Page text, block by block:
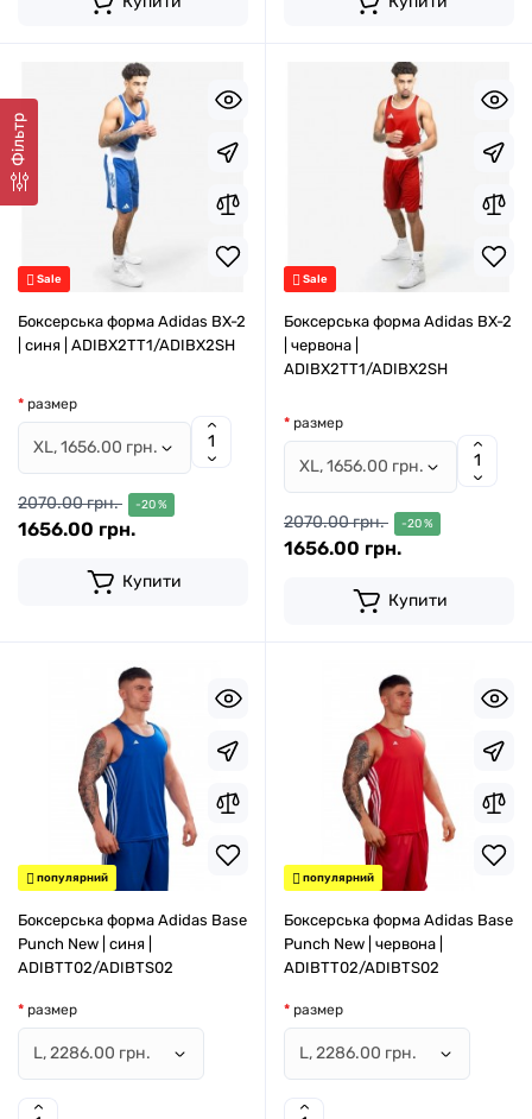
Фільтр
Sale
Боксерська форма Adidas BX-2
| синя | ADIBX2TT1/ADIBX2SH
размер
2070.00 грн. -20 %
1656.00 грн.
Купити
Sale
Боксерська форма Adidas BX-2
| червона |
ADIBX2TT1/ADIBX2SH
размер
2070.00 грн. -20 %
1656.00 грн.
Купити
популярний
Боксерська форма Adidas Base
Punch New | синя |
ADIBTT02/ADIBTS02
размер
популярний
Боксерська форма Adidas Base
Punch New | червона |
ADIBTT02/ADIBTS02
размер